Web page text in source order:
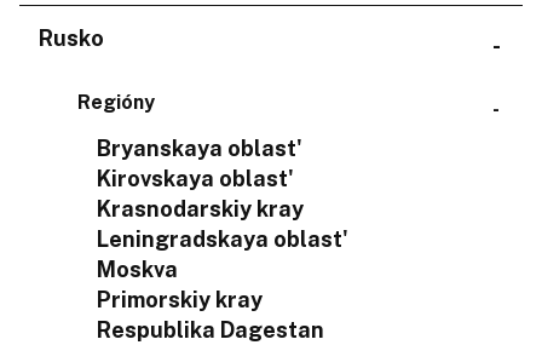
Rusko
Regióny
Bryanskaya oblast'
Kirovskaya oblast'
Krasnodarskiy kray
Leningradskaya oblast'
Moskva
Primorskiy kray
Respublika Dagestan